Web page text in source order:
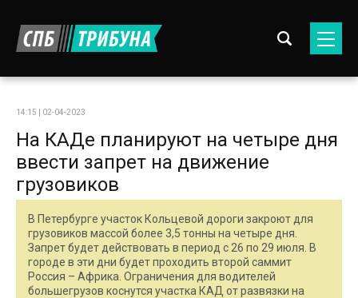
14:15 | 02-04-2023
На КАДе планируют на четыре дня
ввести запрет на движение
грузовиков
В Петербурге участок Кольцевой дороги закроют для
грузовиков массой более 3,5 тонны на четыре дня.
Запрет будет действовать в период с 26 по 29 июля. В
городе в эти дни будет проходить второй саммит
Россия – Африка. Ограничения для водителей
большегрузов коснутся участка КАД от развязки на